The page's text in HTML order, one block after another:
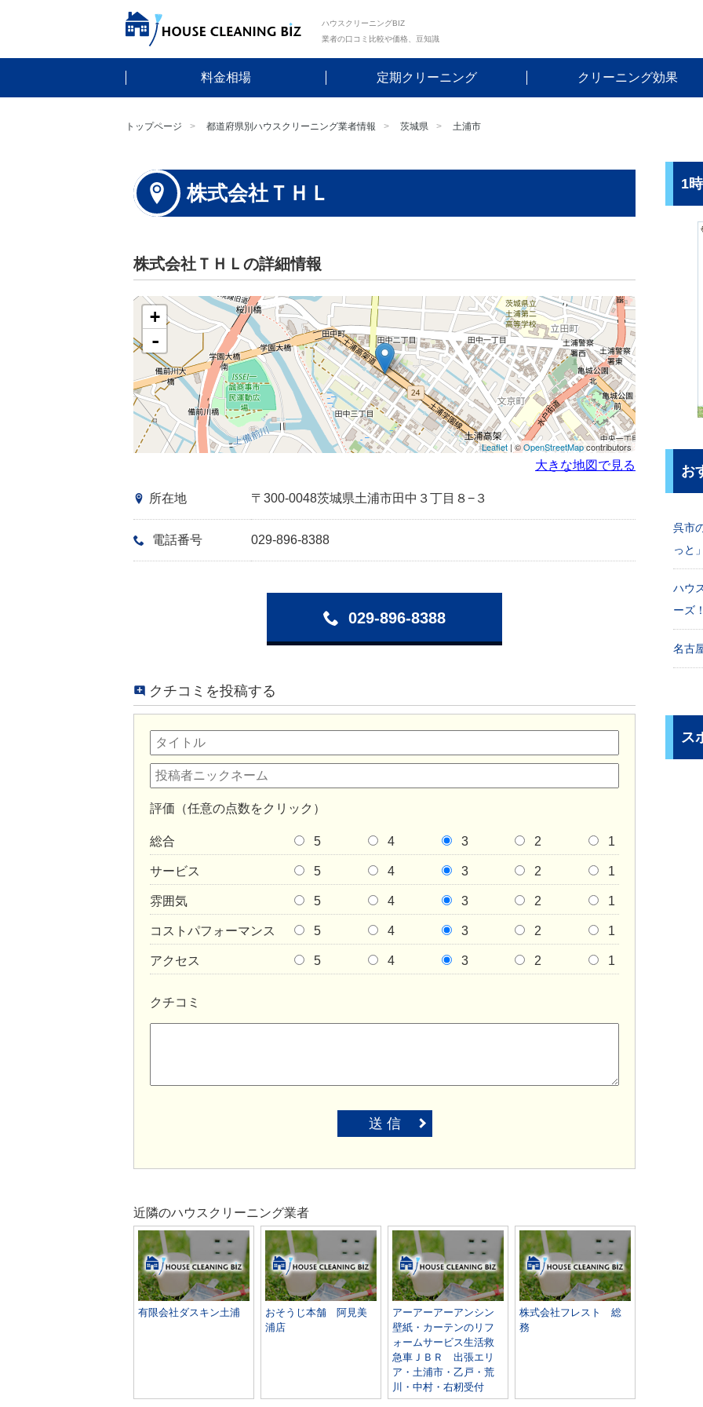
ハウスクリーニングBIZ
業者の口コミ比較や価格、豆知識
料金相場 定期クリーニング クリーニング効果
トップページ 都道府県別ハウスクリーニング業者情報 茨城県 土浦市
株式会社ＴＨＬ
株式会社ＴＨＬの詳細情報
+
-
Leaflet | ©OpenStreetMapcontributors
大きな地図で見る
所在地 〒300-0048茨城県土浦市田中３丁目８−３
電話番号 029-896-8388
029-896-8388
クチコミを投稿する
評価（任意の点数をクリック）
総合 5 4 3 2 1
サービス 5 4 3 2 1
雰囲気 5 4 3 2 1
コストパフォーマンス 5 4 3 2 1
アクセス 5 4 3 2 1
クチコミ
送 信
近隣のハウスクリーニング業者
有限会社ダスキン土浦
おそうじ本舗 阿見美
浦店
アーアーアーアンシン
壁紙・カーテンのリフ
ォームサービス生活救
急車ＪＢＲ 出張エリ
ア・土浦市・乙戸・荒
川・中村・右籾受付
株式会社フレスト 総
務
1
お
呉市
っと」
ハウ
ーズ！
名古
ス